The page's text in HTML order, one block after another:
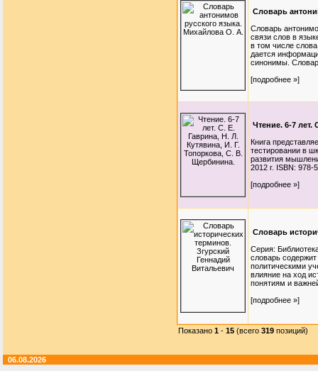
Словарь
Словарь
связи слов в
в том числе
дается
синонимы.
[подробнее »]
Чтение. 6-7
Книга
тестировании в
развития
2012 г. ISBN: 978-
[подробнее »]
Словарь
Серия:
словарь
политическими
влияние на ход
понятиям и
[подробнее »]
Показано 1 - 15 (всего 319 позиций)
06.08.2026